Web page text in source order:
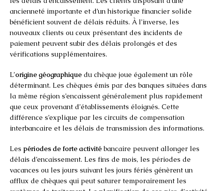
ancienneté importante et d’un historique financier solide
bénéficient souvent de délais réduits. À l’inverse, les
nouveaux clients ou ceux présentant des incidents de
paiement peuvent subir des délais prolongés et des
vérifications supplémentaires.
L’origine géographique du chèque joue également un rôle
déterminant. Les chèques émis par des banques situées dans
la même région s’encaissent généralement plus rapidement
que ceux provenant d’établissements éloignés. Cette
différence s’explique par les circuits de compensation
interbancaire et les délais de transmission des informations.
Les périodes de forte activité bancaire peuvent allonger les
délais d’encaissement. Les fins de mois, les périodes de
vacances ou les jours suivant les jours fériés génèrent un
afflux de chèques qui peut saturer temporairement les